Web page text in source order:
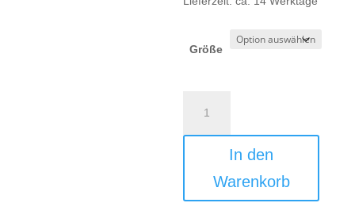
Größe
Odin
TK
Women
In den
Warenkorb